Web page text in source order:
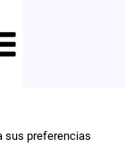
sus preferencias